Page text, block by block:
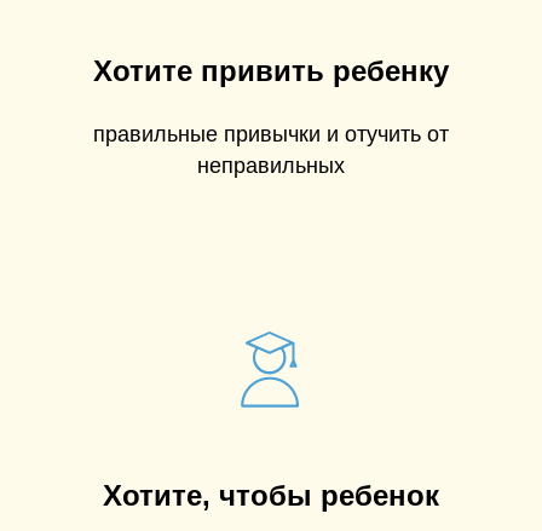
Хотите привить ребенку
правильные привычки и отучить от
неправильных
Хотите, чтобы ребенок